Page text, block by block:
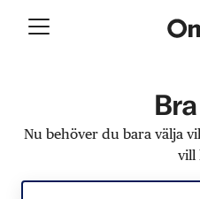
Nu behöver du bara välja
vill